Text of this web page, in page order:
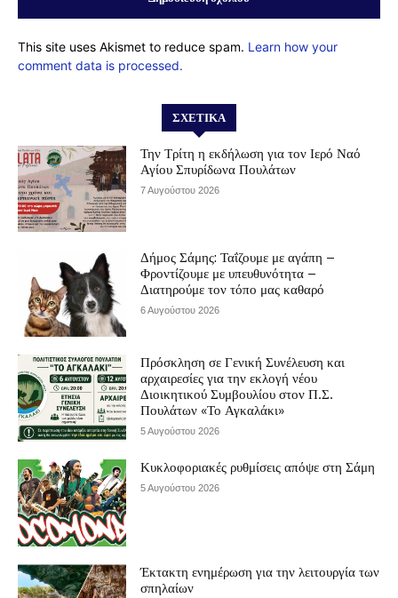
This site uses Akismet to reduce spam. Learn how your
comment data is processed.
ΣΧΕΤΙΚΆ
Την Τρίτη η εκδήλωση για τον Ιερό Ναό
Αγίου Σπυρίδωνα Πουλάτων
7 Αυγούστου 2026
Δήμος Σάμης: Ταΐζουμε με αγάπη –
Φροντίζουμε με υπευθυνότητα –
Διατηρούμε τον τόπο μας καθαρό
6 Αυγούστου 2026
Πρόσκληση σε Γενική Συνέλευση και
αρχαιρεσίες για την εκλογή νέου
Διοικητικού Συμβουλίου στον Π.Σ.
Πουλάτων «Το Αγκαλάκι»
5 Αυγούστου 2026
Κυκλοφοριακές ρυθμίσεις απόψε στη Σάμη
5 Αυγούστου 2026
Έκτακτη ενημέρωση για την λειτουργία των
σπηλαίων